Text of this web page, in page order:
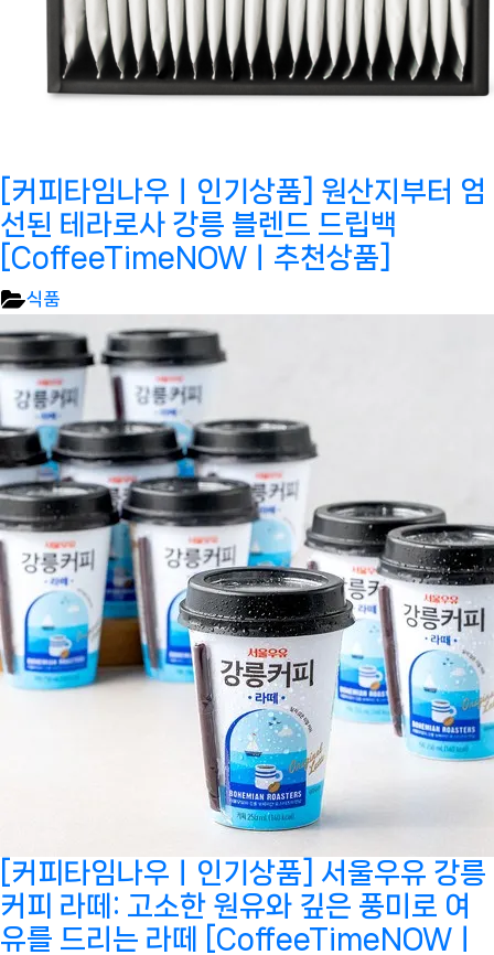
[커피타임나우ㅣ인기상품] 원산지부터 엄
선된 테라로사 강릉 블렌드 드립백
[CoffeeTimeNOWㅣ추천상품]
식품
[커피타임나우ㅣ인기상품] 서울우유 강릉
커피 라떼: 고소한 원유와 깊은 풍미로 여
유를 드리는 라떼 [CoffeeTimeNOWㅣ